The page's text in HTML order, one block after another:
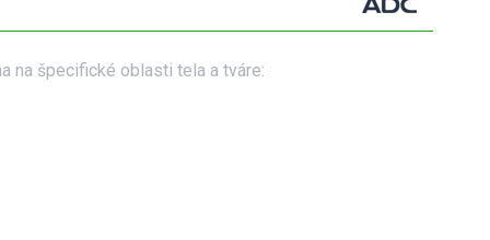
na špecifické oblasti tela a tváre: